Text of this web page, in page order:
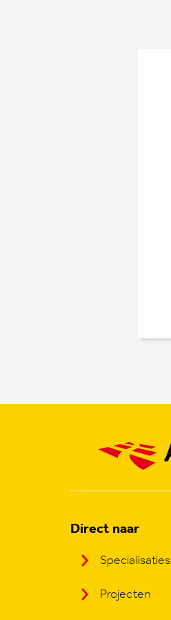
Direct naar
Specialisaties
Projecten